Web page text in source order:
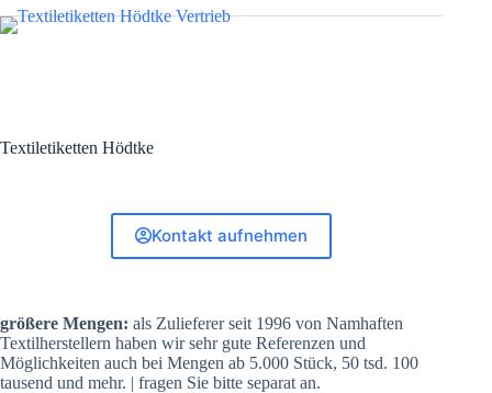
Textiletiketten Hödtke
Kontakt aufnehmen
größere Mengen: als Zulieferer seit 1996 von Namhaften
Textilherstellern haben wir sehr gute Referenzen und
Möglichkeiten auch bei Mengen ab 5.000 Stück, 50 tsd. 100
tausend und mehr. | fragen Sie bitte separat an.